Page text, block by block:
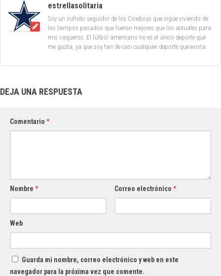
estrellasolitaria
Soy un sufrido seguidor de los Cowboys que sigue viviendo de
los tiempos pasados que fueron mejores que los actuales para
mis vaqueros. El fútbol americano no es el único deporte que
me gusta, ya que soy fan de casi cualquier deporte que exista.
DEJA UNA RESPUESTA
Comentario *
Nombre * Correo electrónico*
Web
Guarda mi nombre, correo electrónico y web en este
navegador para la próxima vez que comente.